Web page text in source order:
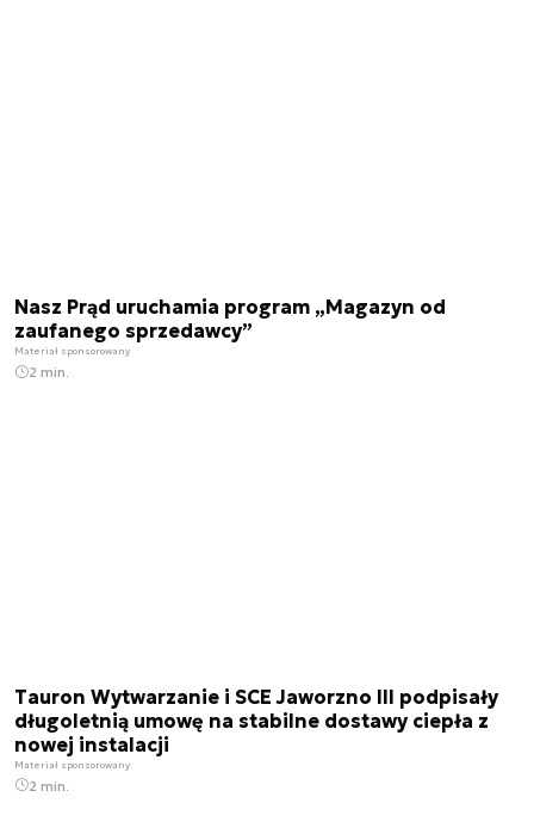
Nasz Prąd uruchamia program „Magazyn od
zaufanego sprzedawcy”
Materiał sponsorowany
2 min.
Tauron Wytwarzanie i SCE Jaworzno III podpisały
długoletnią umowę na stabilne dostawy ciepła z
nowej instalacji
Materiał sponsorowany
2 min.